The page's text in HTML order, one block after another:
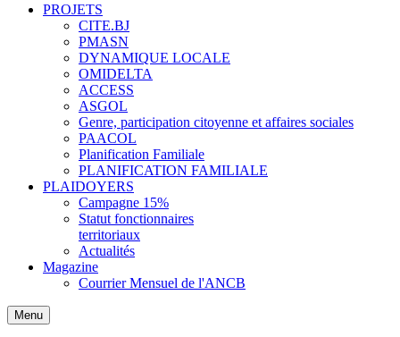
PROJETS
CITE.BJ
PMASN
DYNAMIQUE LOCALE
OMIDELTA
ACCESS
ASGOL
Genre, participation citoyenne et affaires sociales
PAACOL
Planification Familiale
PLANIFICATION FAMILIALE
PLAIDOYERS
Campagne 15%
Statut fonctionnaires
territoriaux
Actualités
Magazine
Courrier Mensuel de l'ANCB
Menu